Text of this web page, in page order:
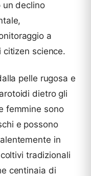
un declino
a
science.
pelle rugosa e
dietro gli
femmine sono
e possono
in
tradizionali
centinaia di